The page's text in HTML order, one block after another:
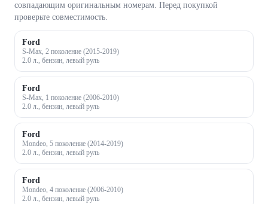
совпадающим оригинальным номерам. Перед покупкой
проверьте совместимость.
Ford
S-Max, 2 поколение (2015-2019)
2.0 л., бензин, левый руль
Ford
S-Max, 1 поколение (2006-2010)
2.0 л., бензин, левый руль
Ford
Mondeo, 5 поколение (2014-2019)
2.0 л., бензин, левый руль
Ford
Mondeo, 4 поколение (2006-2010)
2.0 л., бензин, левый руль